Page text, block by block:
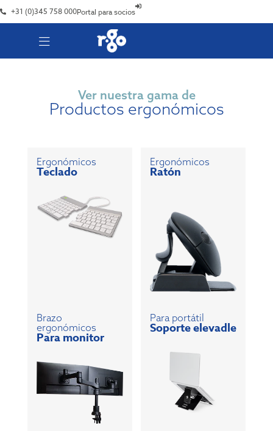
+31 (0)345 758 000Portal para socios
Ver nuestra gama de
Productos ergonómicos
Ergonómicos
Teclado
Ergonómicos
Ratón
Brazo
ergonómicos
Para monitor
Para portátil
Soporte elevadle